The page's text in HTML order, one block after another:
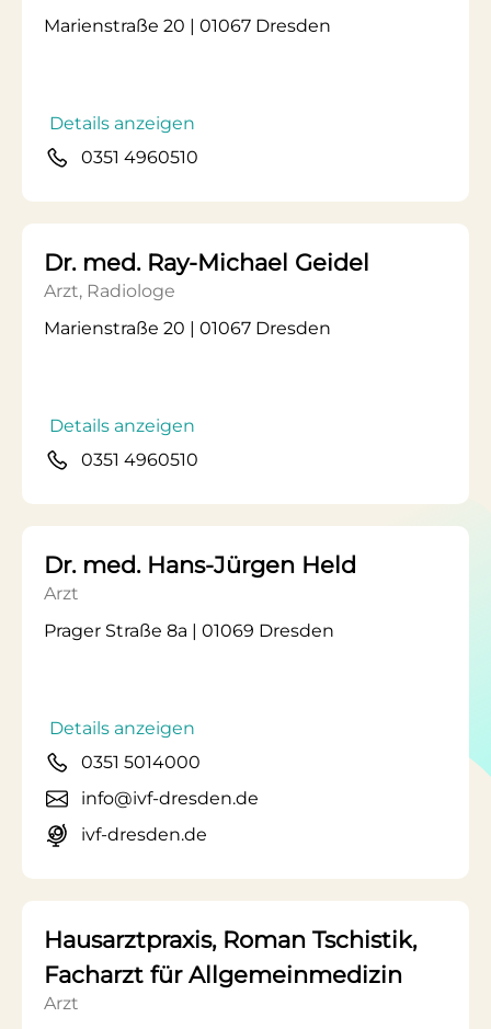
Marienstraße 20 | 01067 Dresden
Details anzeigen
0351 4960510
Dr. med. Ray-Michael Geidel
Arzt, Radiologe
Marienstraße 20 | 01067 Dresden
Details anzeigen
0351 4960510
Dr. med. Hans-Jürgen Held
Arzt
Prager Straße 8a | 01069 Dresden
Details anzeigen
0351 5014000
info@ivf-dresden.de
ivf-dresden.de
Hausarztpraxis, Roman Tschistik,
Facharzt für Allgemeinmedizin
Arzt